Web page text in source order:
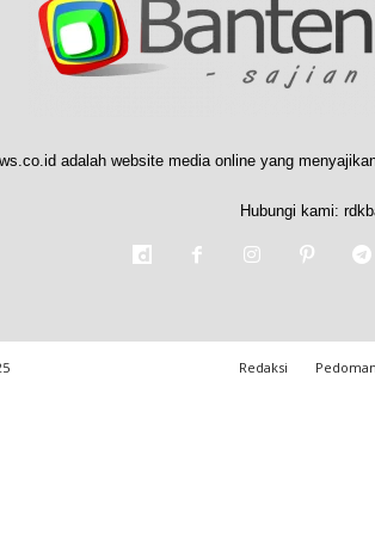
adalah website media online yang
Hubungi kami:
Redaksi